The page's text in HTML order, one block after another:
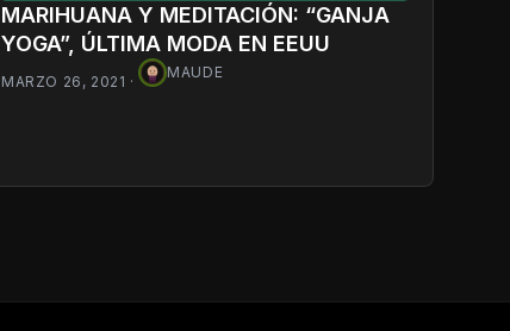
MARIHUANA Y MEDITACIÓN: “GANJA
YOGA”, ÚLTIMA MODA EN EEUU
MARZO 26, 2021 ·
MAUDE